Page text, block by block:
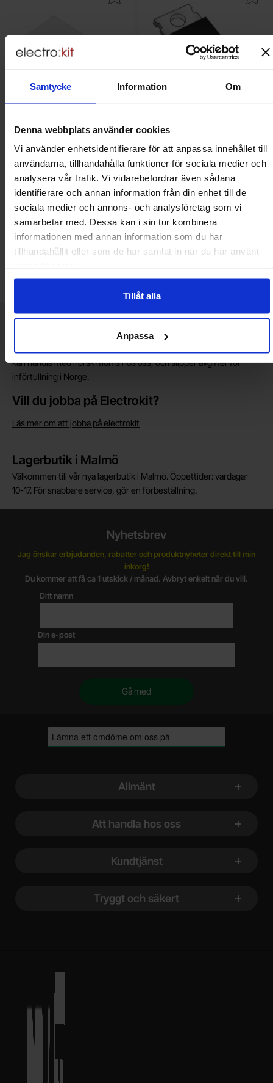
Samtycke Information Om
Denna webbplats använder cookies
Vi använder enhetsidentifierare för att anpassa innehållet till
användarna, tillhandahålla funktioner för sociala medier och
analysera vår trafik. Vi vidarebefordrar även sådana
identifierare och annan information från din enhet till de
sociala medier och annons- och analysföretag som vi
samarbetar med. Dessa kan i sin tur kombinera
informationen med annan information som du har
tillhandahållit eller som de har samlat in när du har använt
Tillåt alla
Anpassa
Glimmerskiva TO-220 1.2K/W
Från
0.45 SEK
Inklusive 25% moms
Enhet:
st
Köp (10 st)
Mängdrabatt
Antal Pris /st
1-till
24 st
1.25 SEK
25 -till99 st
0.70 SEK
100 - st 0.45 SEK
TIP102 TO-220 NPN 100V 8A
Darlington
STMicroelectronics - TIP102
Från
8.45 SEK
Inklusive 25% moms
Enhet:
st
Köp
Mängdrabatt
AntalPris /st
1-till
4 st
13 SEK
5 -till
9 st
11.70 SEK
10 - 24 st 10.40 SEK
Kort allmän information
kan handla med norsk moms hos oss, och slipper avgifter för
införtullning i Norge.
Vill du jobba på Electrokit?
Läs mer om att jobba på electrokit
Lagerbutik i Malmö
Välkommen till vår nya lagerbutik i Malmö. Öppettider: vardagar
10-17. För snabbare service, gör en förbeställning.
Nyhetsbrev
Jag önskar erbjudanden, rabatter och produktnyheter direkt till min
inkorg!
Du kommer att få ca 1 utskick / månad. Avbryt enkelt när du vill.
Ditt namn
Din e-post
Allmänt
Att handla hos oss
Kundtjänst
Tryggt och säkert